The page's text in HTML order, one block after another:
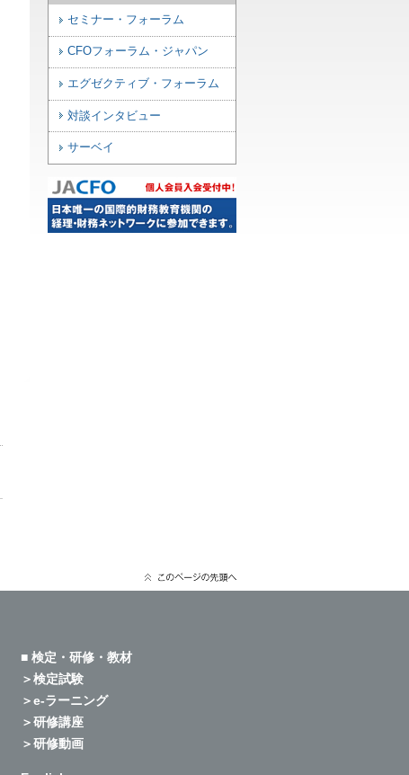
セミナー・フォーラム
CFOフォーラム・ジャパン
エグゼクティブ・フォーラム
対談インタビュー
サーベイ
■ 検定・研修・教材
＞検定試験
＞e-ラーニング
＞研修講座
＞研修動画